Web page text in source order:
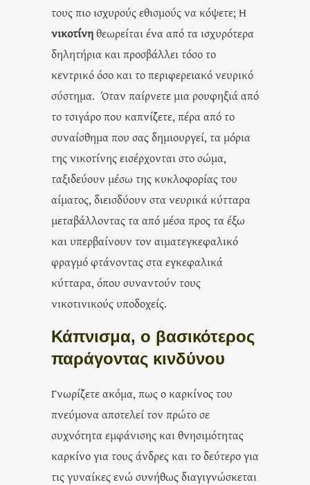
τους πιο ισχυρούς εθισμούς να κόψετε; Η
νικοτίνηθεωρείται ένα από τα ισχυρότερα
δηλητήρια και προσβάλλει τόσο το
κεντρικό όσο και το περιφερειακό νευρικό
σύστημα. Όταν παίρνετε μια ρουφηξιά από
το τσιγάρο που καπνίζετε, πέρα από το
συναίσθημα που σας δημιουργεί, τα μόρια
της νικοτίνης εισέρχονται στο σώμα,
ταξιδεύουν μέσω της κυκλοφορίας του
αίματος, διεισδύουν στα νευρικά κύτταρα
μεταβάλλοντας τα από μέσα προς τα έξω
και υπερβαίνουν τον αιματεγκεφαλικό
φραγμό φτάνοντας στα εγκεφαλικά
κύτταρα, όπου συναντούν τους
νικοτινικούς υποδοχείς.
Κάπνισμα, ο βασικότερος
παράγοντας κινδύνου
Γνωρίζετε ακόμα, πως ο καρκίνος του
πνεύμονα αποτελεί τον πρώτο σε
συχνότητα εμφάνισης και θνησιμότητας
καρκίνο για τους άνδρες και το δεύτερο για
τις γυναίκες ενώ συνήθως διαγιγνώσκεται